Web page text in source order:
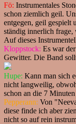
Fö: Instrumentales
schon ziemlich geil.
entgegen, geil gespielt
ständig innerlich frage,
Auf dieses
Kloppstock: Es war
Gewitter. Die Band
Hupe: Kann man sich
nicht langweilig,
schon an die 7
Pepperann: Von
diese finde ich aber
nicht so auf rein